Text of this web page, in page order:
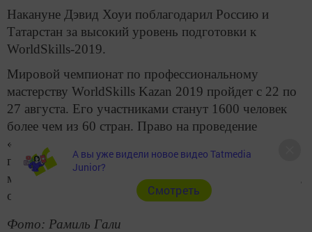
Накануне Дэвид Хоуи поблагодарил Россию и
Татарстан за высокий уровень подготовки к
WorldSkills-2019.
Мировой чемпионат по профессиональному
мастерству WorldSkills Kazan 2019 пройдет с 22 по
27 августа. Его участниками станут 1600 человек
более чем из 60 стран. Право на проведение
«рабочего» чемпионата мира город получил в 2015
году по результатам голосования всех стран-членов
международного движения WorldSkills International,
опередив Париж и Шарлеруа.
Фото: Рамиль Гали
А вы уже видели новое видео Tatmedia
Junior?
Cмотреть